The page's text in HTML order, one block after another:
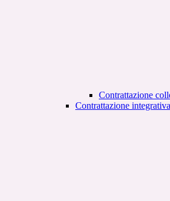
Contrattazione
Contrattazione integrativa